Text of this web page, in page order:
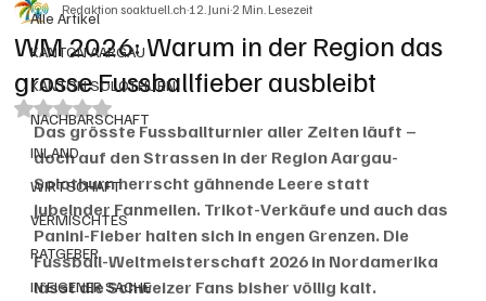
Alle Artikel
KANTON AARGAU
KANTON SOLOTHURN
NACHBARSCHAFT
INLAND
WIRTSCHAFT
VERMISCHTES
RATGEBER
IN EIGENER SACHE
WM 2026: Warum in der Region das
grosse Fussballfieber ausbleibt
Redaktion soaktuell.ch12. Juni2 Min. Lesezeit
Mit NaN von 5 Sternen bewertet.
Das grösste Fussballturnier aller Zeiten läuft –
doch auf den Strassen in der Region Aargau-
Solothurn herrscht gähnende Leere statt
jubelnder Fanmeilen. Trikot-Verkäufe und auch das
Panini-Fieber halten sich in engen Grenzen. Die
Fussball-Weltmeisterschaft 2026 in Nordamerika
lässt die Schweizer Fans bisher völlig kalt.